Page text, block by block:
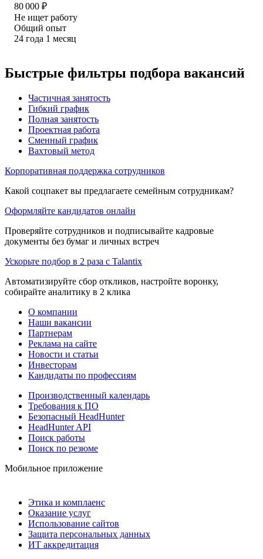
80 000 ₽
Не ищет работу
Общий опыт
24 года 1 месяц
Быстрые фильтры подбора вакансий
Частичная занятость
Гибкий график
Полная занятость
Проектная работа
Сменный график
Вахтовый метод
Корпоративная поддержка сотрудников
Какой соцпакет вы предлагаете семейным сотрудникам?
Оформляйте кандидатов онлайн
Проверяйте сотрудников и подписывайте кадровые
документы без бумаг и личных встреч
Ускорьте подбор в 2 раза с Talantix
Автоматизируйте сбор откликов, настройте воронку,
собирайте аналитику в 2 клика
О компании
Наши вакансии
Партнерам
Реклама на сайте
Новости и статьи
Инвесторам
Кандидаты по профессиям
Производственный календарь
Требования к ПО
Безопасный HeadHunter
HeadHunter API
Поиск работы
Поиск по резюме
Мобильное приложение
Этика и комплаенс
Оказание услуг
Использование сайтов
Защита персональных данных
ИТ аккредитация